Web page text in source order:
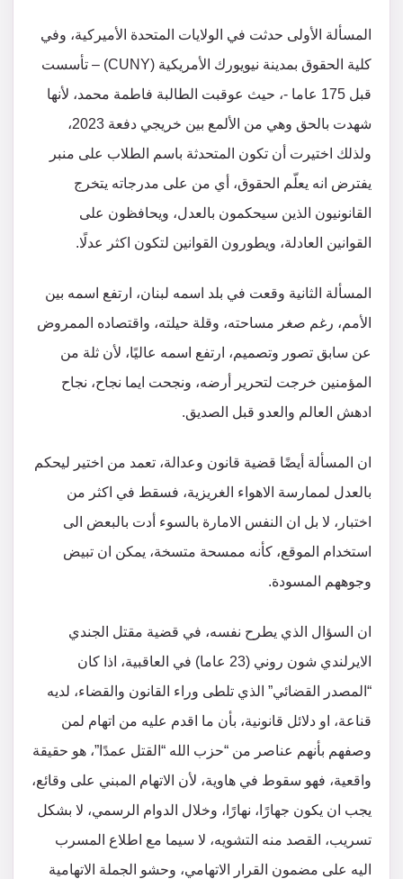
المسألة الأولى حدثت في الولايات المتحدة الأميركية، وفي
كلية الحقوق بمدينة نيويورك الأمريكية (CUNY) – تأسست
قبل 175 عاما -، حيث عوقبت الطالبة فاطمة محمد، لأنها
شهدت بالحق وهي من الألمع بين خريجي دفعة 2023،
ولذلك اختيرت أن تكون المتحدثة باسم الطلاب على منبر
يفترض انه يعلّم الحقوق، أي من على مدرجاته يتخرج
القانونيون الذين سيحكمون بالعدل، ويحافظون على
القوانين العادلة، ويطورون القوانين لتكون اكثر عدلًا.
المسألة الثانية وقعت في بلد اسمه لبنان، ارتفع اسمه بين
الأمم، رغم صغر مساحته، وقلة حيلته، واقتصاده الممروض
عن سابق تصور وتصميم، ارتفع اسمه عاليًا، لأن ثلة من
المؤمنين خرجت لتحرير أرضه، ونجحت ايما نجاح، نجاح
ادهش العالم والعدو قبل الصديق.
ان المسألة أيضًا قضية قانون وعدالة، تعمد من اختير ليحكم
بالعدل لممارسة الاهواء الغريزية، فسقط في اكثر من
اختبار، لا بل ان النفس الامارة بالسوء أدت بالبعض الى
استخدام الموقع، كأنه ممسحة متسخة، يمكن ان تبيض
وجوههم المسودة.
ان السؤال الذي يطرح نفسه، في قضية مقتل الجندي
الايرلندي شون روني (23 عاما) في العاقبية، اذا كان
“المصدر القضائي” الذي تلطى وراء القانون والقضاء، لديه
قناعة، او دلائل قانونية، بأن ما اقدم عليه من اتهام لمن
وصفهم بأنهم عناصر من “حزب الله “القتل عمدًا”، هو حقيقة
واقعية، فهو سقوط في هاوية، لأن الاتهام المبني على وقائع،
يجب ان يكون جهارًا، نهارًا، وخلال الدوام الرسمي، لا بشكل
تسريب، القصد منه التشويه، لا سيما مع اطلاع المسرب
اليه على مضمون القرار الاتهامي، وحشو الجملة الاتهامية